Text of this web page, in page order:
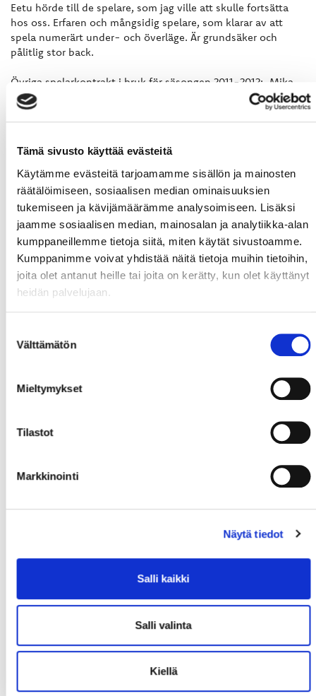
Tämä sivusto käyttää evästeitä
Käytämme evästeitä tarjoamamme sisällön ja mainosten
räätälöimiseen, sosiaalisen median ominaisuuksien
tukemiseen ja kävijämäärämme analysoimiseen. Lisäksi
jaamme sosiaalisen median, mainosalan ja analytiikka-alan
kumppaneillemme tietoja siitä, miten käytät sivustoamme.
Kumppanimme voivat yhdistää näitä tietoja muihin tietoihin,
joita olet antanut heille tai joita on kerätty, kun olet käyttänyt
heidän palvelujaan.
valinta
Välttämätön
Mieltymykset
Tilastot
Markkinointi
Näytä tiedot
Salli kaikki
Salli valinta
Kiellä
Eetu hörde till de spelare, som jag ville att skulle fortsätta
hos oss. Erfaren och mångsidig spelare, som klarar av att
spela numerärt under- och överläge. Är grundsäker och
pålitlig stor back.
Övriga spelarkontrakt i bruk för säsongen 2011-2012: Mika
Halava -87 (Forward), Toni Mäkinen -86 (Back), Anton
Fogström -86 (F), Juuso Mörsky -89 (F), Matias Perkkiö -87
(F), Oskari Hakomäki -87 (F), Joni Puurula -82 (mv), Jouni
(F), Erno Suomalainen -91 (mv), Miika Koivisto -90 (B), Erik
Riska -89 (F), Mika Kujanpää -89 (F)
Pasi Räsänen (bild
t.h) var nöjd med
spelarnas tester
på Karlsplan.
(På den övere
bilden Pasi
Uitto, foto T